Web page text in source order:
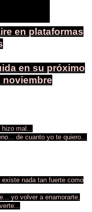
en plataformas
en su próximo
noviembre
hizo mal...
de cuanto yo te quiero...
nada tan fuerte como
yo volver a enamorarte,